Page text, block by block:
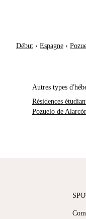
Début › Espagne ›
Autres types
Résidences
Pozuelo de